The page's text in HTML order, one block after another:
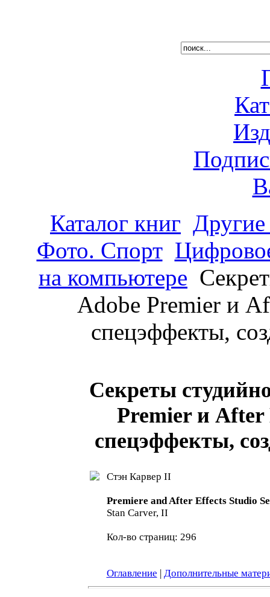
Каталог книг
Фото. Спорт
на компьютере
Adobe Premier и
спецэффекты,
Секреты
Premier и After
спецэффекты,
Стэн Карвер II
Premiere and After Effects Studio
Stan Carver, II
Кол-во страниц: 296
Оглавление | Дополнительные